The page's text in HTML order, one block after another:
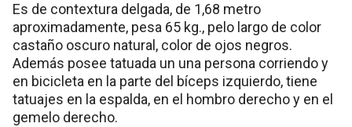
Es de contextura delgada, de 1,68 metro
aproximadamente, pesa 65 kg., pelo largo de color
castaño oscuro natural, color de ojos negros.
Además posee tatuada un una persona corriendo y
en bicicleta en la parte del bíceps izquierdo, tiene
tatuajes en la espalda, en el hombro derecho y en el
gemelo derecho.